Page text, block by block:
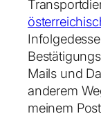
Mails und
anderem
meinem